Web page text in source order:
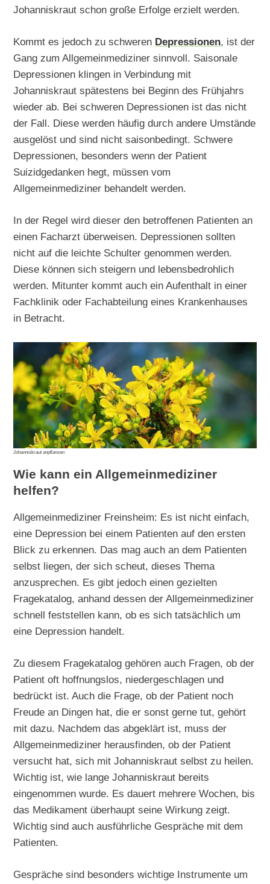
Johanniskraut schon große Erfolge erzielt werden.
Kommt es jedoch zu schweren Depressionen, ist der
Gang zum Allgemeinmediziner sinnvoll. Saisonale
Depressionen klingen in Verbindung mit
Johanniskraut spätestens bei Beginn des Frühjahrs
wieder ab. Bei schweren Depressionen ist das nicht
der Fall. Diese werden häufig durch andere Umstände
ausgelöst und sind nicht saisonbedingt. Schwere
Depressionen, besonders wenn der Patient
Suizidgedanken hegt, müssen vom
Allgemeinmediziner behandelt werden.
In der Regel wird dieser den betroffenen Patienten an
einen Facharzt überweisen. Depressionen sollten
nicht auf die leichte Schulter genommen werden.
Diese können sich steigern und lebensbedrohlich
werden. Mitunter kommt auch ein Aufenthalt in einer
Fachklinik oder Fachabteilung eines Krankenhauses
in Betracht.
Johanniskraut anpflanzen
Wie kann ein Allgemeinmediziner
helfen?
Allgemeinmediziner Freinsheim: Es ist nicht einfach,
eine Depression bei einem Patienten auf den ersten
Blick zu erkennen. Das mag auch an dem Patienten
selbst liegen, der sich scheut, dieses Thema
anzusprechen. Es gibt jedoch einen gezielten
Fragekatalog, anhand dessen der Allgemeinmediziner
schnell feststellen kann, ob es sich tatsächlich um
eine Depression handelt.
Zu diesem Fragekatalog gehören auch Fragen, ob der
Patient oft hoffnungslos, niedergeschlagen und
bedrückt ist. Auch die Frage, ob der Patient noch
Freude an Dingen hat, die er sonst gerne tut, gehört
mit dazu. Nachdem das abgeklärt ist, muss der
Allgemeinmediziner herausfinden, ob der Patient
versucht hat, sich mit Johanniskraut selbst zu heilen.
Wichtig ist, wie lange Johanniskraut bereits
eingenommen wurde. Es dauert mehrere Wochen, bis
das Medikament überhaupt seine Wirkung zeigt.
Wichtig sind auch ausführliche Gespräche mit dem
Patienten.
Gespräche sind besonders wichtige Instrumente um